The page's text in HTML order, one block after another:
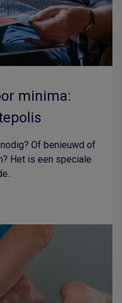
minima:
Of benieuwd of
Het is een speciale